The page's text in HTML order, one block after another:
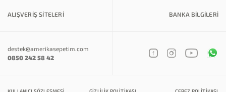
ALIŞVERİŞ SİTELERİ BANKA BILGILERI
destek@amerikasepetim.com
0850 242 58 42